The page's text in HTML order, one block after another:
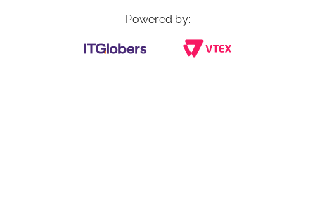
Powered by: